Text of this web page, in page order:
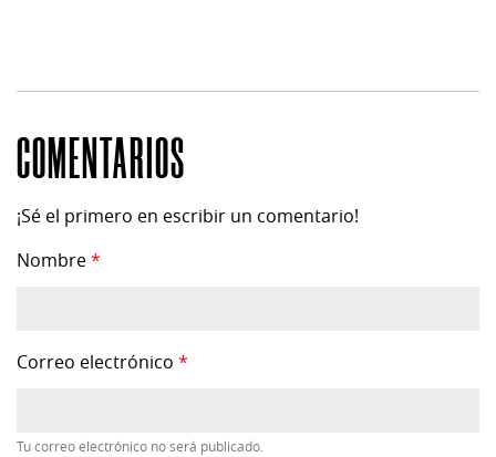
COMENTARIOS
¡Sé el primero en escribir un comentario!
Nombre*
Correo electrónico *
Tu correo electrónico no será publicado.